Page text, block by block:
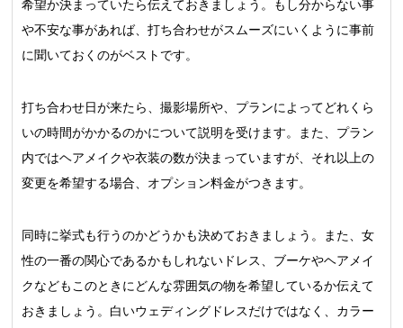
希望か決まっていたら伝えておきましょう。もし分からない事
や不安な事があれば、打ち合わせがスムーズにいくように事前
に聞いておくのがベストです。
打ち合わせ日が来たら、撮影場所や、プランによってどれくら
いの時間がかかるのかについて説明を受けます。また、プラン
内ではヘアメイクや衣装の数が決まっていますが、それ以上の
変更を希望する場合、オプション料金がつきます。
同時に挙式も行うのかどうかも決めておきましょう。また、女
性の一番の関心であるかもしれないドレス、ブーケやヘアメイ
クなどもこのときにどんな雰囲気の物を希望しているか伝えて
おきましょう。白いウェディングドレスだけではなく、カラー